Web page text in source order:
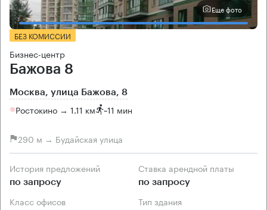
Еще фото
БЕЗ КОМИССИИ
Бизнес-центр
Бажова 8
Москва, улица Бажова, 8
Ростокино → 1.11 км ~11 мин
290 м → Будайская улица
История предложений
по запросу
Ставка арендной платы
по запросу
Класс офисов Тип здания